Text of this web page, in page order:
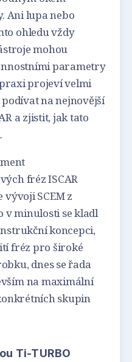
Ani lupa nebo
ohledu vždy
mohou
parametry
projeví velmi
na nejnovější
a zjistit, jak tato
fréz ISCAR
SCEM z
v minulosti se kladl
koncepci,
fréz pro široké
dnes se řada
na maximální
skupin
Ti-TURBO